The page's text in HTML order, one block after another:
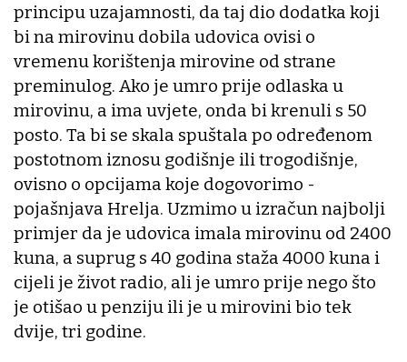
principu uzajamnosti, da taj dio dodatka koji
bi na mirovinu dobila udovica ovisi o
vremenu korištenja mirovine od strane
preminulog. Ako je umro prije odlaska u
mirovinu, a ima uvjete, onda bi krenuli s 50
posto. Ta bi se skala spuštala po određenom
postotnom iznosu godišnje ili trogodišnje,
ovisno o opcijama koje dogovorimo -
pojašnjava Hrelja. Uzmimo u izračun najbolji
primjer da je udovica imala mirovinu od 2400
kuna, a suprug s 40 godina staža 4000 kuna i
cijeli je život radio, ali je umro prije nego što
je otišao u penziju ili je u mirovini bio tek
dvije, tri godine.